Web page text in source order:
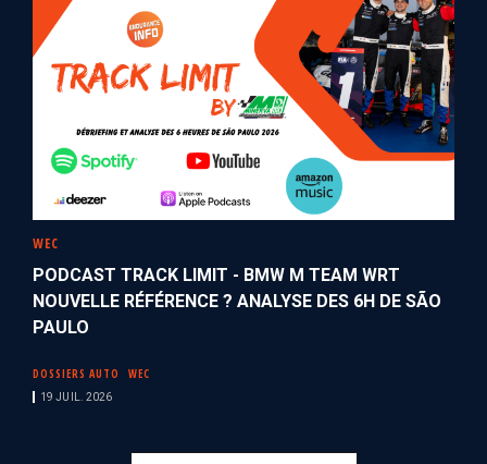
WEC
PODCAST TRACK LIMIT - BMW M TEAM WRT
NOUVELLE RÉFÉRENCE ? ANALYSE DES 6H DE SÃO
PAULO
DOSSIERS AUTO WEC
19 JUIL. 2026